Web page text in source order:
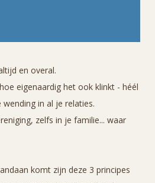
en overal.
eigenaardig het ook klinkt - héél
in al je relaties.
zelfs in je familie... waar
komt zijn deze 3 principes